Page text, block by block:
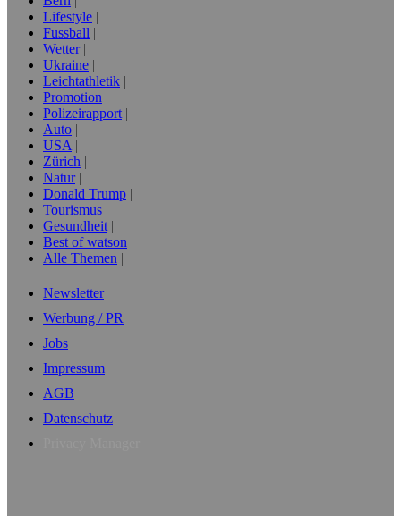
Lifestyle
Fussball
Wetter
Ukraine
Leichtathletik
Promotion
Polizeirapport
Auto
USA
Zürich
Natur
Donald Trump
Tourismus
Gesundheit
Best of watson
Alle Themen
Newsletter
Werbung / PR
Jobs
Impressum
AGB
Datenschutz